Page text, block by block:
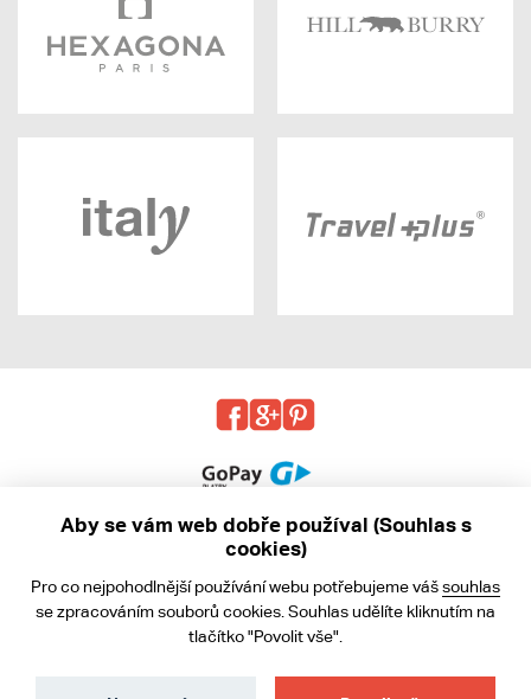
Obchodní podmínky
Ochrana osobních údajů
Aby se vám web dobře používal (Souhlas s
cookies)
Pro co nejpohodlnější používání webu potřebujeme vášsouhlas
se zpracováním souborů cookies. Souhlas udělíte kliknutím na
tlačítko "Povolit vše".